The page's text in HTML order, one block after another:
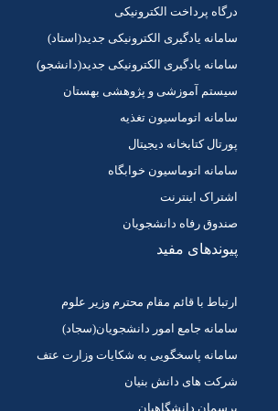
درگاه پرداخت الکترونیکی
سامانه یادگیری الکترونیکی جدید(استاد)
سامانه یادگیری الکترونیکی جدید(دانشجو)
سیستم آموزشی و پژوهشی بهستان
سامانه اتوماسیون تغذیه
پورتال کتابخانه دیجیتال
سامانه اتوماسیون خوابگاه
اشتراک اینترنت
صندوق رفاه دانشجویان
پیوندهای مفید
ارتباط با قائم مقام محترم وزیر علوم
سامانه جامع امور دانشجویان(سجاد)
سامانه پاسخگویی به شکایات وزارت عتف
شرکت های دانش بنیان
پرسمان دانشگاهیان